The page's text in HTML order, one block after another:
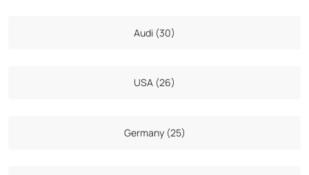
Audi (30)
USA (26)
Germany (25)